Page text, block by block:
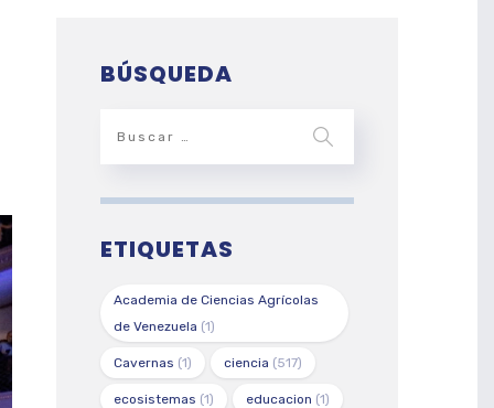
BÚSQUEDA
ETIQUETAS
Academia de Ciencias Agrícolas
de Venezuela (1)
Cavernas (1) ciencia (517)
ecosistemas (1) educacion (1)